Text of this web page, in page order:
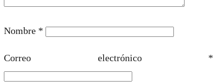
Nombre *
Correo electrónico *